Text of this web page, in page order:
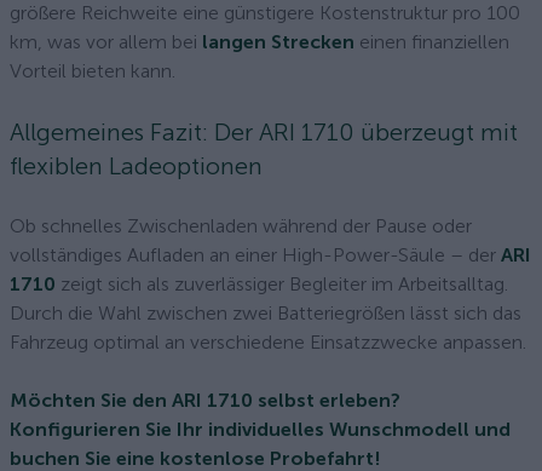
größere Reichweite eine günstigere Kostenstruktur pro 100
km, was vor allem bei langen Strecken einen finanziellen
Vorteil bieten kann.
Allgemeines Fazit: Der ARI 1710 überzeugt mit
flexiblen Ladeoptionen
Ob schnelles Zwischenladen während der Pause oder
vollständiges Aufladen an einer High-Power-Säule – der ARI
1710 zeigt sich als zuverlässiger Begleiter im Arbeitsalltag.
Durch die Wahl zwischen zwei Batteriegrößen lässt sich das
Fahrzeug optimal an verschiedene Einsatzzwecke anpassen.
Möchten Sie den ARI 1710 selbst erleben?
Konfigurieren Sie Ihr individuelles Wunschmodell und
buchen Sie eine kostenlose Probefahrt!